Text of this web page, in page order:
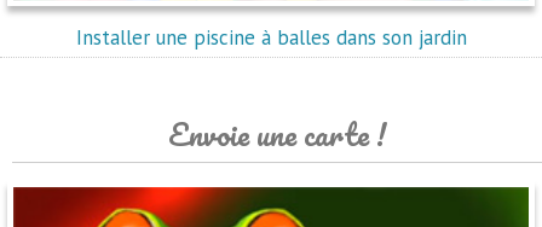
Installer une piscine à balles dans son jardin
Envoie une carte !